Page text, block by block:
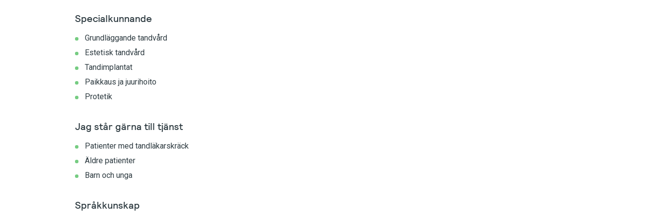
Specialkunnande
Grundläggande tandvård
Estetisk tandvård
Tandimplantat
Paikkaus ja juurihoito
Protetik
Jag står gärna till tjänst
Patienter med tandläkarskräck
Äldre patienter
Barn och unga
Språkkunskap